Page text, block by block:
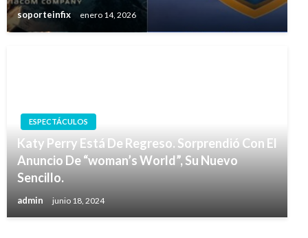
soporteinfix enero 14, 2026
ESPECTÁCULOS
Katy Perry Está De Regreso. Sorprendió Con El
Anuncio De “woman’s World”, Su Nuevo
Sencillo.
admin junio 18, 2024